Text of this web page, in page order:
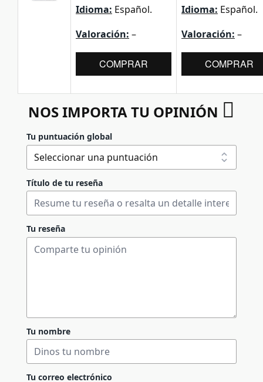
Idioma: Español.
Valoración: –
COMPRAR
Idioma: Español.
Valoración: –
COMPRAR
NOS IMPORTA TU OPINIÓN
Tu puntuación global
Título de tu reseña
Tu reseña
Tu nombre
Tu correo electrónico